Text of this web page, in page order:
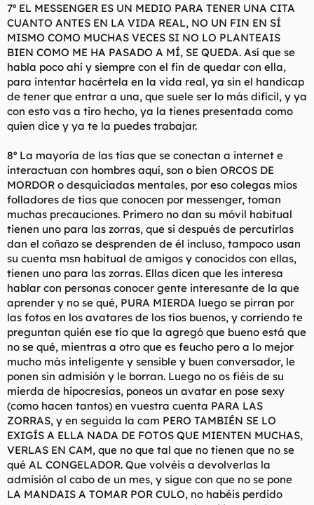
7º EL MESSENGER ES UN MEDIO PARA TENER UNA CITA
CUANTO ANTES EN LA VIDA REAL, NO UN FIN EN SÍ
MISMO COMO MUCHAS VECES SI NO LO PLANTEAIS
BIEN COMO ME HA PASADO A MÍ, SE QUEDA. Así que se
habla poco ahí y siempre con el fin de quedar con ella,
para intentar hacértela en la vida real, ya sin el handicap
de tener que entrar a una, que suele ser lo más difícil, y ya
con esto vas a tiro hecho, ya la tienes presentada como
quien dice y ya te la puedes trabajar.
8º La mayoría de las tías que se conectan a internet e
interactuan con hombres aquí, son o bien ORCOS DE
MORDOR o desquiciadas mentales, por eso colegas míos
folladores de tías que conocen por messenger, toman
muchas precauciones. Primero no dan su móvil habitual
tienen uno para las zorras, que si después de percutirlas
dan el coñazo se desprenden de él incluso, tampoco usan
su cuenta msn habitual de amigos y conocidos con ellas,
tienen uno para las zorras. Ellas dicen que les interesa
hablar con personas conocer gente interesante de la que
aprender y no se qué, PURA MIERDA luego se pirran por
las fotos en los avatares de los tíos buenos, y corriendo te
preguntan quién ese tío que la agregó que bueno está que
no se qué, mientras a otro que es feucho pero a lo mejor
mucho más inteligente y sensible y buen conversador, le
ponen sin admisión y le borran. Luego no os fiéis de su
mierda de hipocresías, poneos un avatar en pose sexy
(como hacen tantos) en vuestra cuenta PARA LAS
ZORRAS, y en seguida la cam PERO TAMBIÉN SE LO
EXIGÍS A ELLA NADA DE FOTOS QUE MIENTEN MUCHAS,
VERLAS EN CAM, que no que tal que no tienen que no se
qué AL CONGELADOR. Que volvéis a devolverlas la
admisión al cabo de un mes, y sigue con que no se pone
LA MANDAIS A TOMAR POR CULO, no habéis perdido